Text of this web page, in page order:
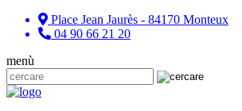
Place Jean Jaurès - 84170 Monteux
04 90 66 21 20
menù